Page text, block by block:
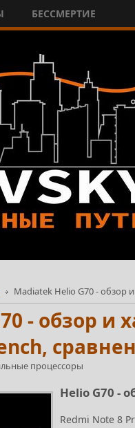
БЕССМЕРТИЕ
Madiatek Helio G70 - обзор
- обзор и
процессоры
Helio G70 -
Redmi Note 8